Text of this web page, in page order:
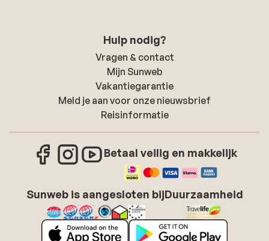
Hulp nodig?
Vragen & contact
Mijn Sunweb
Vakantiegarantie
Meld je aan voor onze nieuwsbrief
Reisinformatie
Betaal veilig en makkelijk
Sunweb is aangesloten bijDuurzaamheid